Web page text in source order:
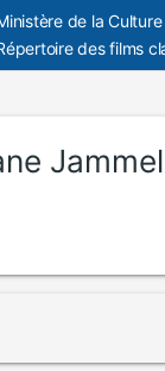
de la
des films
Jammel